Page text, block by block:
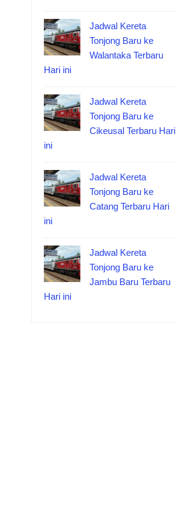
Jadwal Kereta
Tonjong Baru ke
Walantaka Terbaru
Hari ini
Jadwal Kereta
Tonjong Baru ke
Cikeusal Terbaru Hari
ini
Jadwal Kereta
Tonjong Baru ke
Catang Terbaru Hari
ini
Jadwal Kereta
Tonjong Baru ke
Jambu Baru Terbaru
Hari ini